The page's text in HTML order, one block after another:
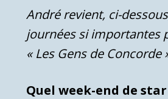
André revient, ci-
journées si importantes
« Les Gens de Concorde
Quel week-end de star